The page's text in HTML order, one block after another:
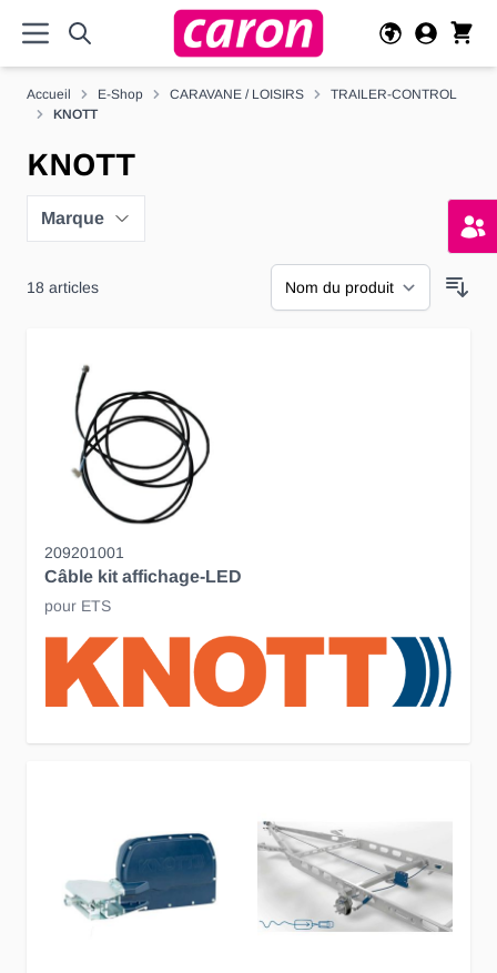
Accueil E-Shop CARAVANE / LOISIRS
TRAILER-CONTROL
KNOTT
KNOTT
Marque
18 articles
209201001
Câble kit affichage-LED
pour ETS